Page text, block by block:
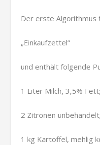
Der erste Algorithmus
„Einkaufzettel“
und enthält folgende
1 Liter Milch, 3,5% Fett;
2 Zitronen unbehandelt;
1 kg Kartoffel, mehlig